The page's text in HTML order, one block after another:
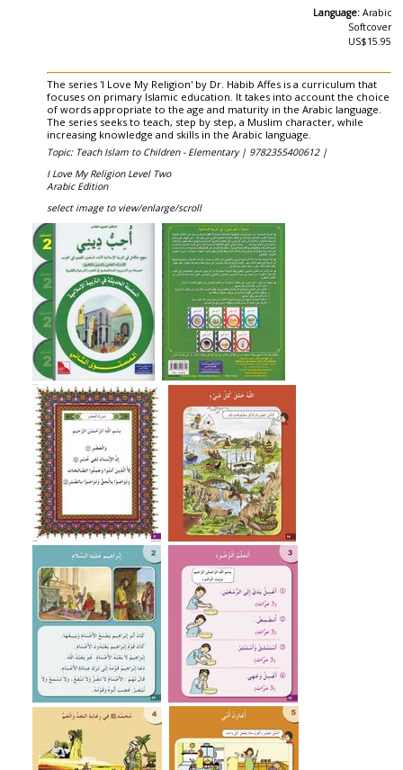
Language: Arabic
Softcover
US$15.95
The series 'I Love My Religion' by Dr. Habib Affes is a curriculum that
focuses on primary Islamic education. It takes into account the choice
of words appropriate to the age and maturity in the Arabic language.
The series seeks to teach, step by step, a Muslim character, while
increasing knowledge and skills in the Arabic language.
Topic: Teach Islam to Children - Elementary | 9782355400612 |
I Love My Religion Level Two
Arabic Edition
select image to view/enlarge/scroll